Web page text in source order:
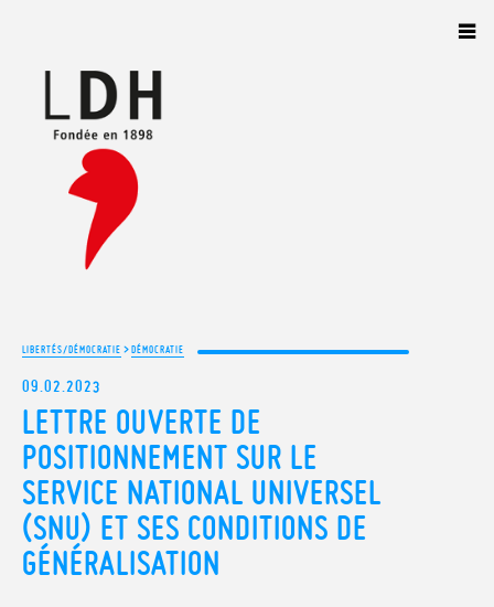
LIBERTÉS/DÉMOCRATIE >DÉMOCRATIE
09.02.2023
LETTRE OUVERTE DE
POSITIONNEMENT SUR LE
SERVICE NATIONAL UNIVERSEL
(SNU) ET SES CONDITIONS DE
GÉNÉRALISATION